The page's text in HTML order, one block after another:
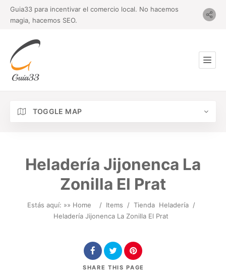
Guia33 para incentivar el comercio local. No hacemos
magia, hacemos SEO.
TOGGLE MAP
Heladería Jijonenca La
Zonilla El Prat
Estás aquí: »» Home / Items / Tienda Heladería /
Heladería Jijonenca La Zonilla El Prat
SHARE THIS PAGE